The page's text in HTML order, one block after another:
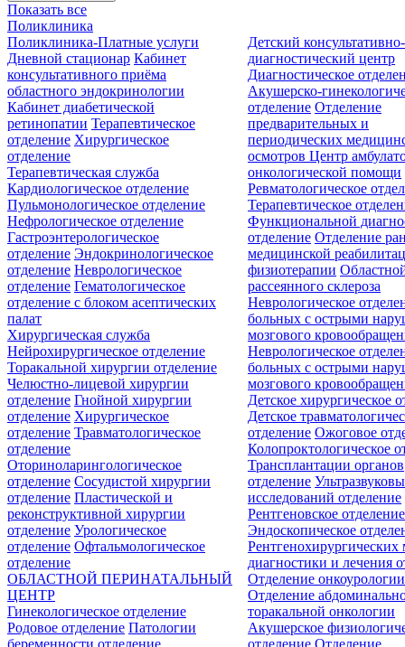
Показать все
Поликлиника
Поликлиника-Платные услуги
Дневной стационар Кабинет
консультативного приёма
областного эндокринологии
Кабинет диабетической
ретинопатии Терапевтическое
отделение Хирургическое
отделение
Детский консультативно-
диагностический центр
Диагностическое
Акушерско-
отделение Отделение
предварительных и
периодических
осмотровЦентр
онкологической помощи
Терапевтическая служба
Кардиологическое отделение
Пульмонологическое отделение
Нефрологическое отделение
Гастроэнтерологическое
отделение Эндокринологическое
отделение Неврологическое
отделение Гематологическое
отделение c блоком асептических
палат
Ревматологическое
Терапевтическое
Функциональной
отделение Отделение
медицинской
физиотерапии
рассеянного склероза
Неврологическое
больных с острыми
мозгового
Неврологическое
больных с острыми
мозгового
Хирургическая служба
Нейрохирургическое отделение
Торакальной хирургии отделение
Челюстно-лицевой хирургии
отделение Гнойной хирургии
отделение Хирургическое
отделение Травматологическое
отделение
Оториноларингологическое
отделение Сосудистой хирургии
отделение Пластической и
реконструктивной хирургии
отделение Урологическое
отделение Офтальмологическое
отделение
Детское хирургическое
Детское
отделение Ожоговое
Колопроктологическое
Трансплантации органов
отделение
исследований отделение
Рентгеновское отделение
Эндоскопическое
Рентгенохирургических
диагностики и лечения
Отделение онкоурологии
Отделение
торакальной онкологии
ОБЛАСТНОЙ ПЕРИНАТАЛЬНЫЙ
ЦЕНТР
Гинекологическое отделение
Родовое отделение Патологии
беременности отделение
Акушерское
отделение Отделение